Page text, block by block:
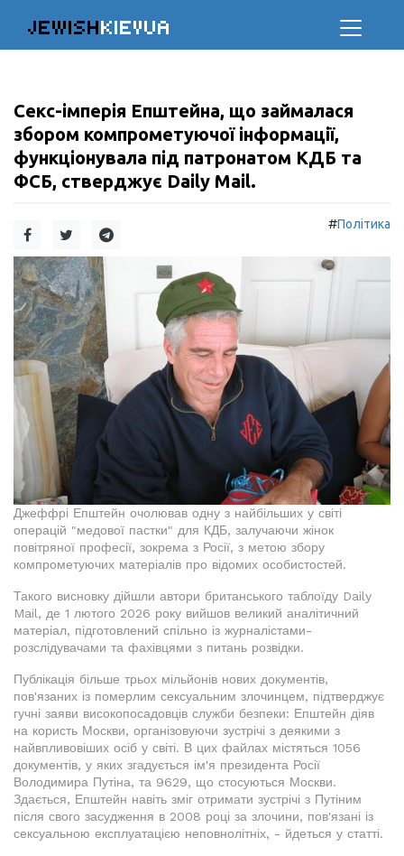
JEWISHKIEVUA
Секс-імперія Епштейна, що займалася
збором компрометуючої інформації,
функціонувала під патронатом КДБ та
ФСБ, стверджує Daily Mail.
#Політика
Джеффрі Епштейн очолював одну з найбільших у світі
операцій "медової пастки" для КДБ, залучаючи жінок
повітряної професії, зокрема з Росії, з метою збору
компрометуючих матеріалів про відомих особистостей.
Такого висновку дійшли автори британського таблоїду Daily
Mail, де 1 лютого 2026 року вийшов великий аналітичний
матеріал, підготовлений спільно із журналістами-
розслідувачами та фахівцями з питань розвідки.
Публікація більше трьох мільйонів нових документів,
пов'язаних із померлим сексуальним злочинцем, підтверджує
гучні заяви високопосадовців служби безпеки: Епштейн діяв
на користь Москви, організовуючи зустрічі з деякими з
найвпливовіших осіб у світі. В цих файлах містяться 1056
документів, у яких згадується ім'я президента Росії
Володимира Путіна, та 9629, що стосуються Москви.
Здається, Епштейн навіть зміг отримати зустрічі з Путіним
після свого засудження в 2008 році за злочини, пов'язані із
сексуальною експлуатацією неповнолітніх, - йдеться у статті.